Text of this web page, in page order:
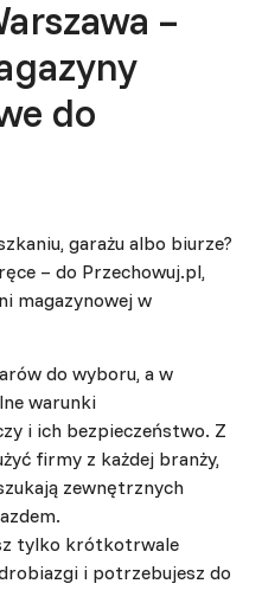
–
do
garażu albo biurze?
– do Przechowuj.pl,
magazynowej w
do wyboru, a w
warunki
i ich bezpieczeństwo. Z
firmy z każdej branży,
zewnętrznych
tylko krótkotrwale
i potrzebujesz do